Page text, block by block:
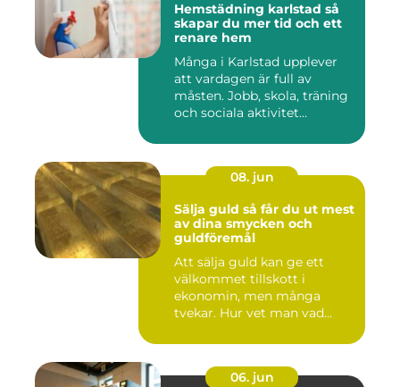
Hemstädning karlstad så
skapar du mer tid och ett
renare hem
Många i Karlstad upplever
att vardagen är full av
måsten. Jobb, skola, träning
och sociala aktivitet...
08. jun
Sälja guld så får du ut mest
av dina smycken och
guldföremål
Att sälja guld kan ge ett
välkommet tillskott i
ekonomin, men många
tvekar. Hur vet man vad
06. jun